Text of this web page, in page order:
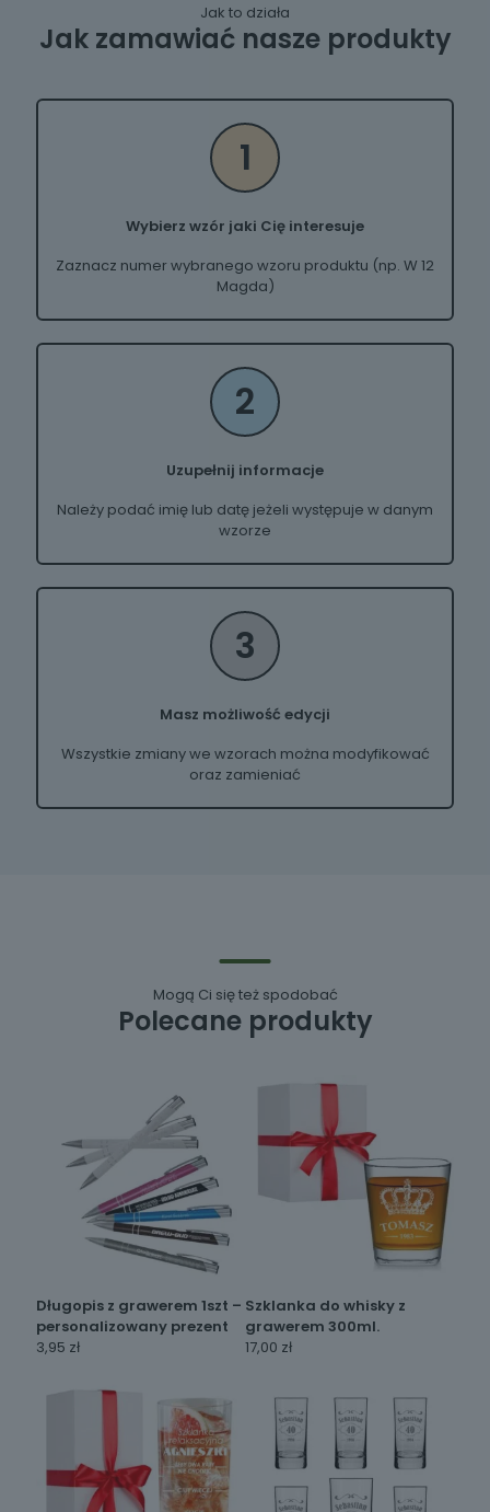
Jak zamawiać nasze produkty
Jak to działa
1
Wybierz wzór jaki Cię interesuje
Zaznacz numer wybranego wzoru produktu (np. W 12
Magda)
2
Uzupełnij informacje
Należy podać imię lub datę jeżeli występuje w danym
wzorze
3
Masz możliwość edycji
Wszystkie zmiany we wzorach można modyfikować
oraz zamieniać
Polecane produkty
Mogą Ci się też spodobać
Długopis z grawerem 1szt –
personalizowany prezent
3,95 zł
Szklanka do whisky z
grawerem 300ml.
17,00 zł